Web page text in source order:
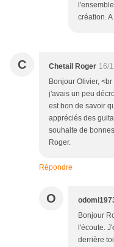
création.
C Chetail Roger 16/
Bonjour Olivier,
j'avais un peu
est bon de savoir
appréciés des
souhaite de
Roger.
Répondre
O
Bonjour
l'écoute.
derrière